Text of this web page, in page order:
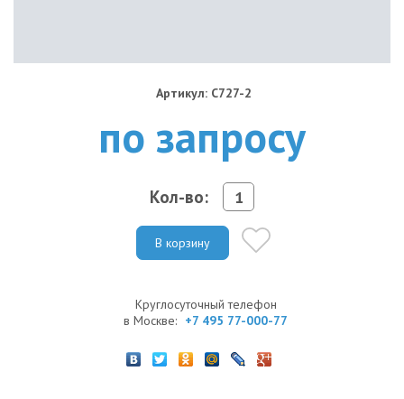
Артикул: C727-2
по запросу
Кол-во:
В корзину
Круглосуточный телефон
в Москве: +7 495 77-000-77